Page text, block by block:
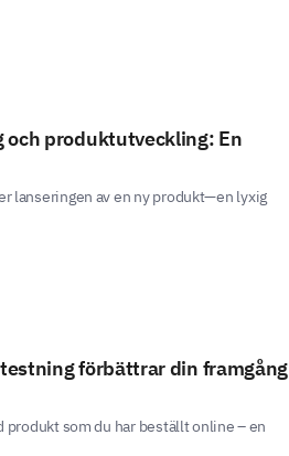
produktutveckling: En
lanseringen av en ny produkt—en lyxig
förbättrar din framgång
produkt som du har beställt online – en